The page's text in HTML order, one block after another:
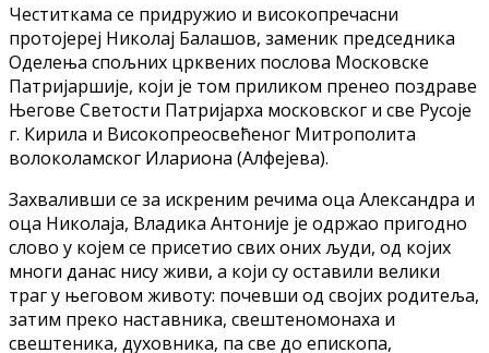
Честиткама се придружио и високопречасни
протојереј Николај Балашов, заменик председника
Оделења спољних црквених послова Московске
Патријаршије, који је том приликом пренео поздраве
Његове Светости Патријарха московског и све Русоје
г. Кирила и Високопреосвећеног Митрополита
волоколамског Илариона (Алфејева).
Захваливши се за искреним речима оца Александра и
оца Николаја, Владика Антоније је одржао пригодно
слово у којем се присетио свих оних људи, од којих
многи данас нису живи, а који су оставили велики
траг у његовом животу: почевши од својих родитеља,
затим преко наставника, свештеномонаха и
свештеника, духовника, па све до епископа,